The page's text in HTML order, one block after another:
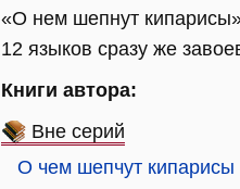
«О нем шепнут
12 языков сразу же
Книги автора:
Вне серий
О чем шепчут кипарисы